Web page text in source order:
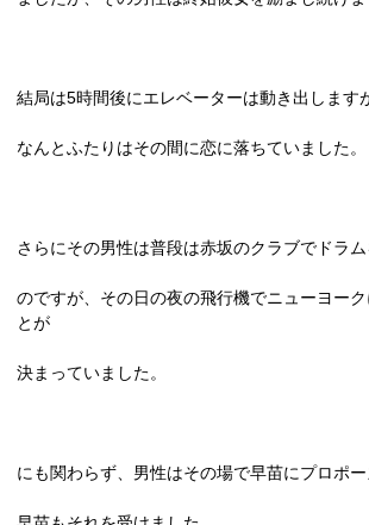
結局は5時間後にエレベーターは動き出します
なんとふたりはその間に恋に落ちていました。
さらにその男性は普段は赤坂のクラブでドラ
のですが、その日の夜の飛行機でニューヨー
とが
決まっていました。
にも関わらず、男性はその場で早苗にプロポー